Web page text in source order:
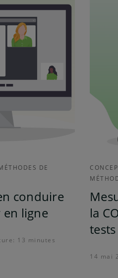
DE
conduire
en ligne
13 minutes
la
14 mai